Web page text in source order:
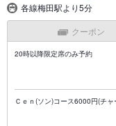
各線梅田駅より5分
クーポン
20時以降限定席のみ予約
Ｃｅｎ(ソン)コース6000円(チ